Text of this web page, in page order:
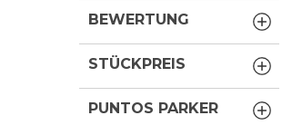
BEWERTUNG
STÜCKPREIS
PUNTOS PARKER